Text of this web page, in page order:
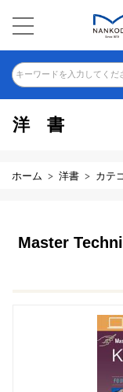
キーワードを入力してくだ
洋書
ホーム 洋書 カテ
Master